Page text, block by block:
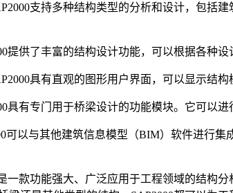
支持多种结构类型的分析和设计，包括
提供了丰富的结构设计功能，可以根据各种
具有直观的图形用户界面，可以显示结
具有专门用于桥梁设计的功能模块。它可以
可以与其他建筑信息模型（BIM）软件进行
一款功能强大、广泛应用于工程领域的结构